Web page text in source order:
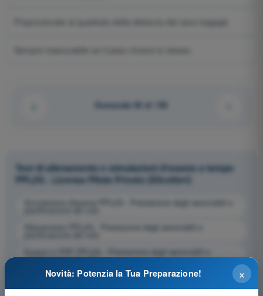
Domanda 65 di 130
Test di allenamento e simulazioni d'esame a tempo
PPL(H) - Licenza Pilota Privato (Elicotteri)
Simulazione d'esame PPL(H) - Prestazione degli aeromobili e
Allenamento PPL(H) - Prestazione degli aeromobili e
Esame in PDF PPL(H) - Prestazione degli aeromobili e
pianificazione del volo
×
Novità: Potenzia la Tua Preparazione!